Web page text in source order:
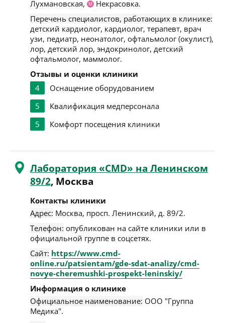
Лухмановская, М
Некрасовка.
Перечень специалистов, работающих в клинике:
детский кардиолог, кардиолог, терапевт, врач
узи, педиатр, неонатолог, офтальмолог (окулист),
лор, детский лор, эндокринолог, детский
офтальмолог, маммолог.
Отзывы и оценки клиники
4
Оснащение оборудованием
5
Квалификация медперсонала
5
Комфорт посещения клиники
Лаборатория «CMD» на Ленинском
89/2, Москва
Контакты клиники
Адрес: Москва, просп. Ленинский, д. 89/2.
Телефон: опубликован на сайте клиники или в
официальной группе в соцсетях.
Сайт: https://www.cmd-
online.ru/patsientam/gde-sdat-analizy/cmd-
novye-cheremushki-prospekt-leninskiy/
Информация о клинике
Официальное наименование: ООО "Группа
Медика".